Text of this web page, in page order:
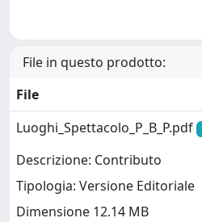
File in questo prodotto:
File
Luoghi_Spettacolo_P_B_P.pdf
Descrizione: Contributo
Tipologia: Versione Editoriale
Dimensione 12.14 MB